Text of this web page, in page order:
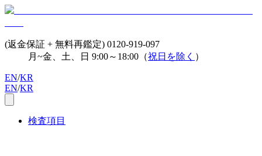
(返金保証 + 無料再鑑定) 0120-919-097
月~金、土、日 9:00～18:00（祝日を除く ）
EN/KR
EN/KR
検査項目